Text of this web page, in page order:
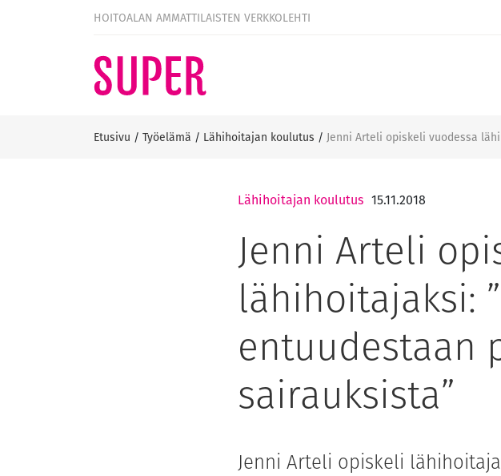
HOITOALAN AMMATTILAISTEN VERKKOLEHTI
Etusivu / Työelämä / Lähihoitajan koulutus / Jenni Arteli opiskeli vuodessa
Lähihoitajan koulutus 15.11.2018
Jenni Arteli
lähihoitajaksi:
entuudestaan
sairauksista”
Jenni Arteli opiskeli